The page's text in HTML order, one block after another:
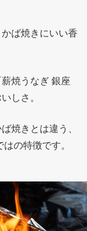
ば焼きにいい香
焼うなぎ 銀座
しさ。
焼きとは違う、
の特徴です。